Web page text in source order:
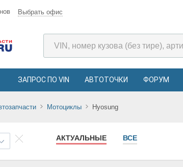
Выбрать офис
ЗАПРОС ПО VIN АВТОТОЧКИ ФОРУМ
Мотоциклы Hyosung
АКТУАЛЬНЫЕ ВСЕ